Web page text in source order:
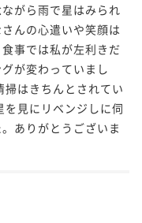
がら雨で星はみられ
んの心遣いや笑顔は
事では私が左利きだ
が変わっていまし
はきちんとされてい
見にリベンジしに伺
ありがとうございま